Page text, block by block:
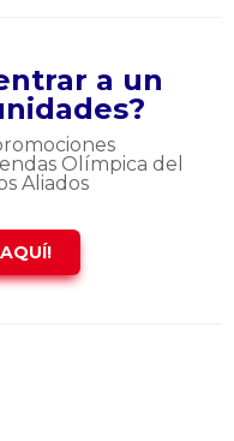
a un
Olímpica del
Aliados